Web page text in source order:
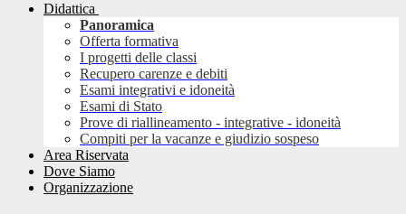
Didattica
Panoramica
Offerta formativa
I progetti delle classi
Recupero carenze e debiti
Esami integrativi e idoneità
Esami di Stato
Prove di riallineamento - integrative - idoneità
Compiti per la vacanze e giudizio sospeso
Area Riservata
Dove Siamo
Organizzazione